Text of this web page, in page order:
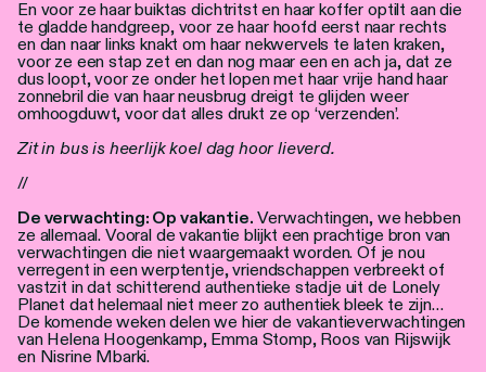
En voor ze haar buiktas dichtritst en haar koffer optilt aan die
te gladde handgreep, voor ze haar hoofd eerst naar rechts
en dan naar links knakt om haar nekwervels te laten kraken,
voor ze een stap zet en dan nog maar een en ach ja, dat ze
dus loopt, voor ze onder het lopen met haar vrije hand haar
zonnebril die van haar neusbrug dreigt te glijden weer
omhoogduwt, voor dat alles drukt ze op ‘verzenden’.
Zit in bus is heerlijk koel dag hoor lieverd.
//
De verwachting: Op vakantie. Verwachtingen, we hebben
ze allemaal. Vooral de vakantie blijkt een prachtige bron van
verwachtingen die niet waargemaakt worden. Of je nou
verregent in een werptentje, vriendschappen verbreekt of
vastzit in dat schitterend authentieke stadje uit de Lonely
Planet dat helemaal niet meer zo authentiek bleek te zijn…
De komende weken delen we hier de vakantieverwachtingen
van Helena Hoogenkamp, Emma Stomp, Roos van Rijswijk
en Nisrine Mbarki.